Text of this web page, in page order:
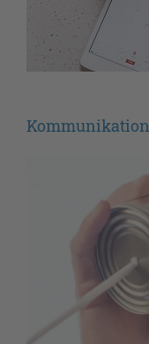
Kommunikation